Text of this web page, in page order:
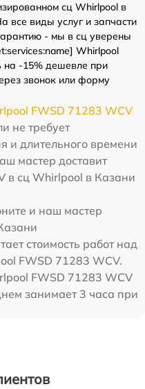
сц Whirlpool в
все виды услуг и запчасти
- мы в сц уверены
Whirlpool
на -15% дешевле при
звонок или форму
FWSD 71283 WCV
не требует
и длительного времени
мастер доставит
в сц Whirlpool в Казани
и наш мастер
стоимость работ над
FWSD 71283 WCV.
FWSD 71283 WCV
занимает 3 часа при